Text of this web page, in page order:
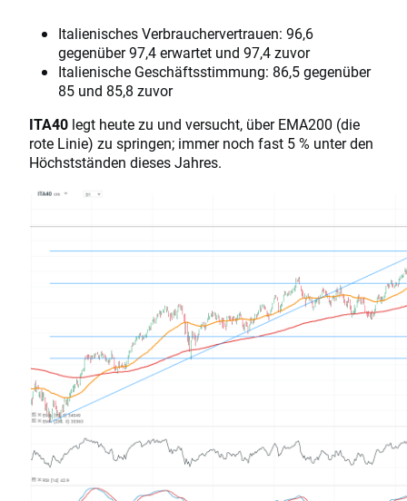
Italienisches Verbrauchervertrauen: 96,6
gegenüber 97,4 erwartet und 97,4 zuvor
Italienische Geschäftsstimmung: 86,5 gegenüber
85 und 85,8 zuvor
ITA40 legt heute zu und versucht, über EMA200 (die
rote Linie) zu springen; immer noch fast 5 % unter den
Höchstständen dieses Jahres.